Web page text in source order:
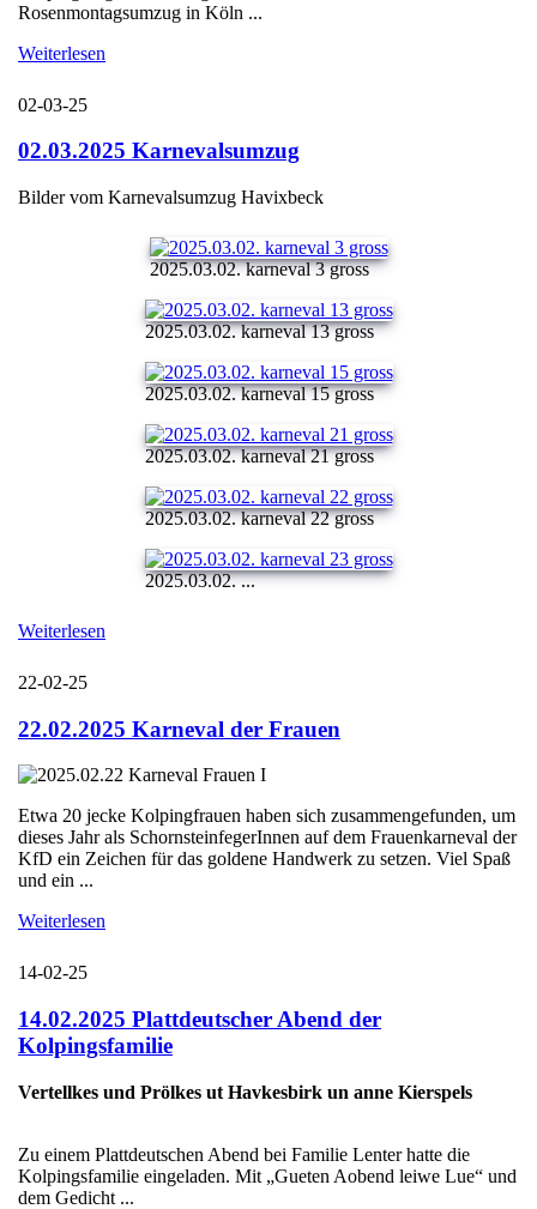
Rosenmontagsumzug in Köln ...
Weiterlesen
02-03-25
02.03.2025 Karnevalsumzug
Bilder vom Karnevalsumzug Havixbeck
2025.03.02. karneval 3 gross
2025.03.02. karneval 13 gross
2025.03.02. karneval 15 gross
2025.03.02. karneval 21 gross
2025.03.02. karneval 22 gross
2025.03.02. ...
Weiterlesen
22-02-25
22.02.2025 Karneval der Frauen
Etwa 20 jecke Kolpingfrauen haben sich zusammengefunden, um
dieses Jahr als SchornsteinfegerInnen auf dem Frauenkarneval der
KfD ein Zeichen für das goldene Handwerk zu setzen. Viel Spaß
und ein ...
Weiterlesen
14-02-25
14.02.2025 Plattdeutscher Abend der
Kolpingsfamilie
Vertellkes und Prölkes ut Havkesbirk un anne Kierspels
Zu einem Plattdeutschen Abend bei Familie Lenter hatte die
Kolpingsfamilie eingeladen. Mit „Gueten Aobend leiwe Lue“ und
dem Gedicht ...